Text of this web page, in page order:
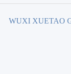
WUXI XUETAO